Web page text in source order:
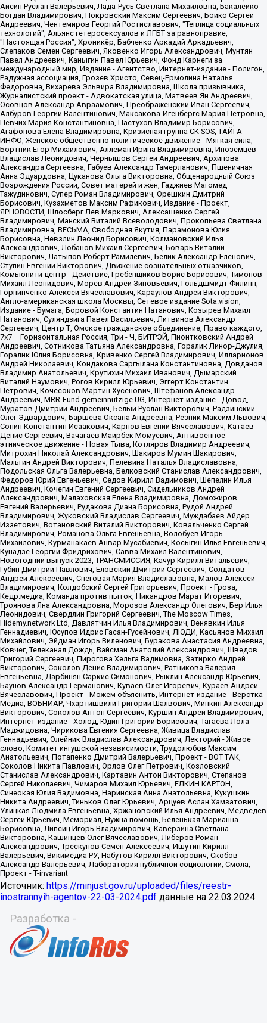
Источник: https://minjust.gov.ru/uploaded/files/reestr-
inostrannyih-agentov-22-03-2024.pdf данные на 22.03.2024
Разработка -